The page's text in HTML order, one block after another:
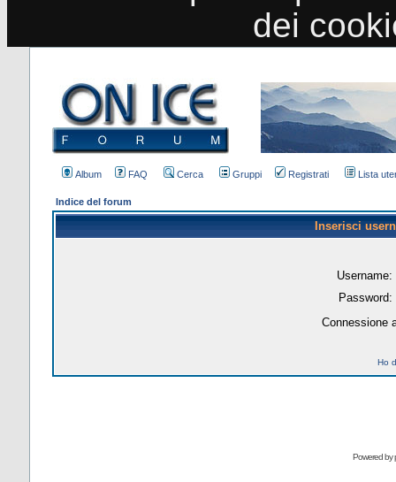
dei
Album FAQ Cerca Gruppi Registrati Lista
Indice del forum
Inserisci
Username:
Password:
Connessione
Ho
Powered by